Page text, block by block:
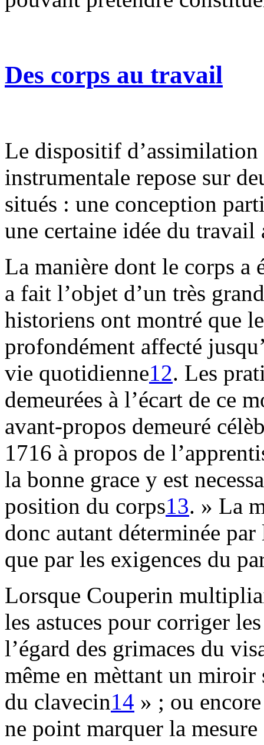
Des corps au travail
Le dispositif d’assimilation
instrumentale repose sur
situés : une conception
une certaine idée du travail
La manière dont le corps a
a fait l’objet d’un très
historiens ont montré que
profondément affecté
vie quotidienne12. Les
demeurées à l’écart de ce
avant-propos demeuré
1716 à propos de
la bonne grace y est
position du corps13. » La
donc autant déterminée
que par les exigences du
Lorsque Couperin
les astuces pour corriger
l’égard des grimaces du
même en mèttant un
du clavecin14 » ; ou
ne point marquer la